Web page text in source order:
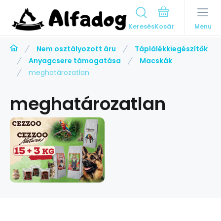
Keresés Menu
Nem osztályozott áru
Táplálékkiegészítők
Anyagcsere támogatása
Macskák
meghatározatlan
meghatározatlan